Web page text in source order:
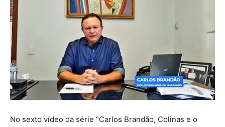
No sexto vídeo da série “Carlos Brandão, Colinas e o